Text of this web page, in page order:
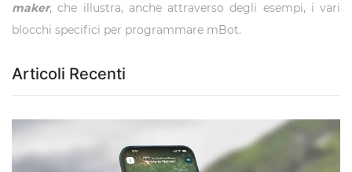
maker, che illustra, anche attraverso degli esempi, i vari
blocchi specifici per programmare mBot.
Articoli Recenti